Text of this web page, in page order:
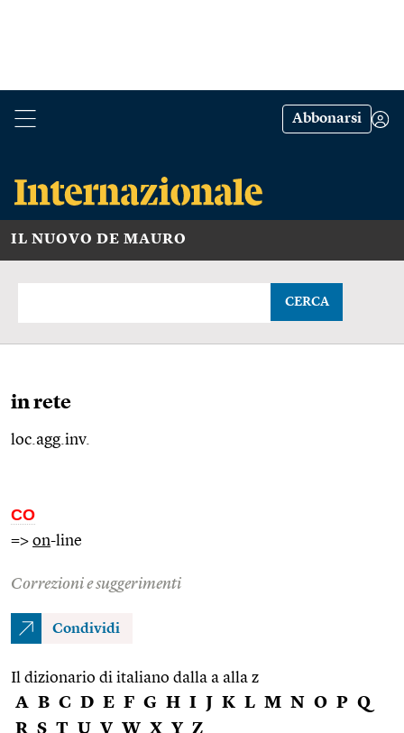
Abbonarsi
IL NUOVO DE MAURO
CERCA
in rete
loc.agg.inv.
CO
=> on-line
Correzioni e suggerimenti
Condividi
Il dizionario di italiano dalla a alla z
A B C D E F G H I J K L M N O P Q
R S T U V W X Y Z